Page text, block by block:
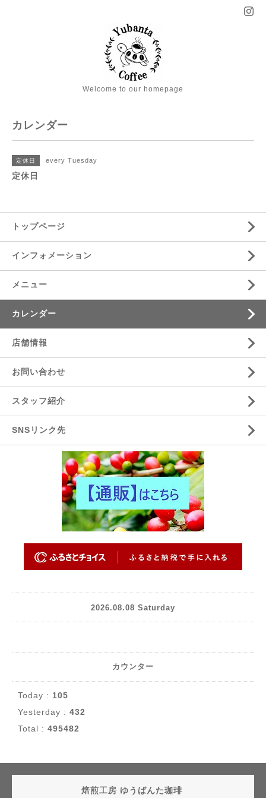
Welcome to our homepage
カレンダー
定休日 every Tuesday
定休日
トップページ
インフォメーション
メニュー
カレンダー
店舗情報
お問い合わせ
スタッフ紹介
SNSリンク先
2026.08.08 Saturday
カウンター
Today : 105
Yesterday : 432
Total : 495482
焙煎工房 ゆうばんた珈琲